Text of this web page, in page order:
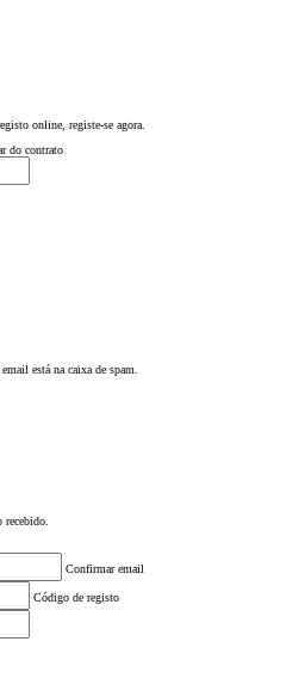
online, registe-se agora.
do contrato
está na caixa de spam.
Confirmar email
Código de registo